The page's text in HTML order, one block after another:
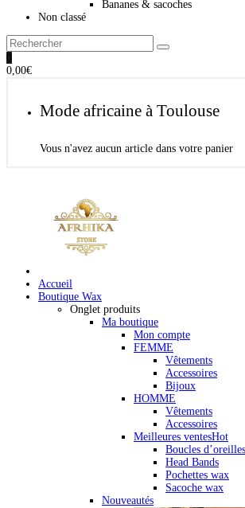
Bananes & sacoches
Non classé
0
0,00€
Mode africaine à Toulouse
Vous n'avez aucun article dans votre panier
Accueil
Boutique Wax
Onglet produits
Ma boutique
Mon compte
FEMME
Vêtements
Accessoires
Bijoux
HOMME
Vêtements
Accessoires
Meilleures ventesHot
Boucles
Head Bands
Pochettes wax
Sacoche wax
Nouveautés